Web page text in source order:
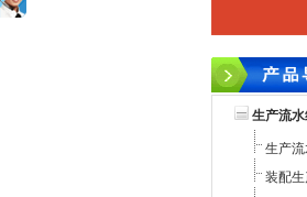
生产流
生产
装配